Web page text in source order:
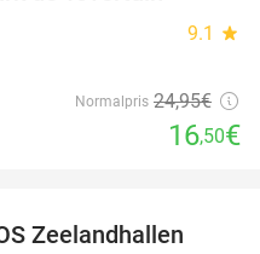
9.1 star
Normalpris 24,95€
16,50€
Zeelandhallen